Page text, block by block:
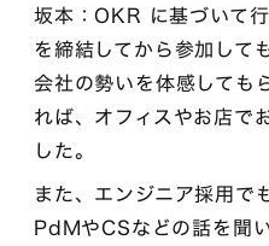
坂本：OKR に基づいて
を締結してから参加して
会社の勢いを体感しても
れば、オフィスやお店で
した。
また、エンジニア採用で
PdMやCSなどの話を聞